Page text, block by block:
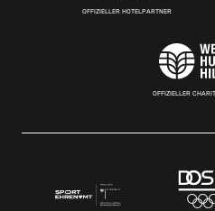
OFFIZIELLER HOTELPARTNER
OFFIZIELLER